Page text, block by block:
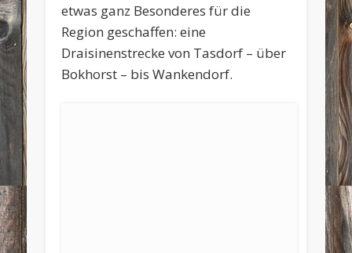
etwas ganz Besonderes für die
Region geschaffen: eine
Draisinenstrecke von Tasdorf – über
Bokhorst – bis Wankendorf.